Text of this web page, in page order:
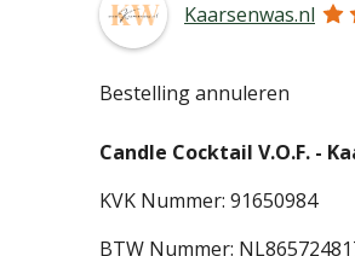
Kaarsenwas.nl
Bestelling annuleren
Candle Cocktail V.O.F. -
KVK Nummer: 91650984
BTW Nummer: